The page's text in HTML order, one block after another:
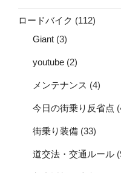
ロードバイク (112)
Giant (3)
youtube (2)
メンテナンス (4)
今日の街乗り反省点
街乗り装備 (33)
道交法・交通ルール